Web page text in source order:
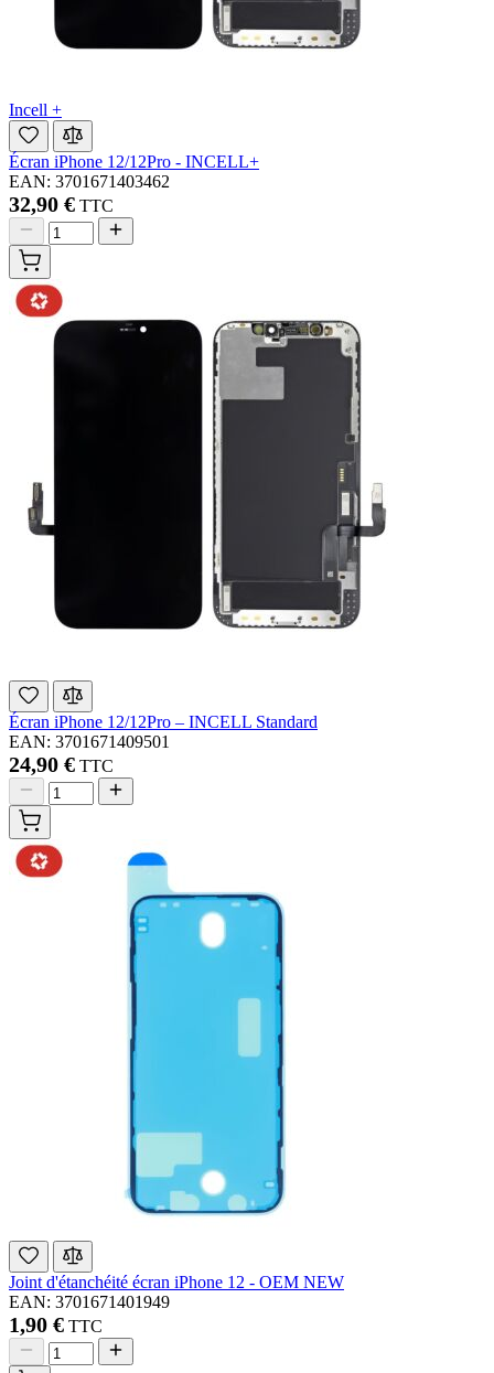
Incell +
Écran iPhone 12/12Pro - INCELL+
EAN: 3701671403462
32,90 € TTC
Écran iPhone 12/12Pro – INCELL Standard
EAN: 3701671409501
24,90 € TTC
Joint d'étanchéité écran iPhone 12 - OEM NEW
EAN: 3701671401949
1,90 € TTC